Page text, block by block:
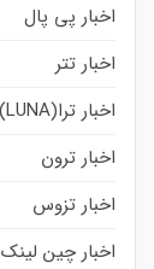
اخبار پی پال
اخبار تتر
اخبار ترا(LUNA)
اخبار ترون
اخبار تزوس
اخبار چین لینک